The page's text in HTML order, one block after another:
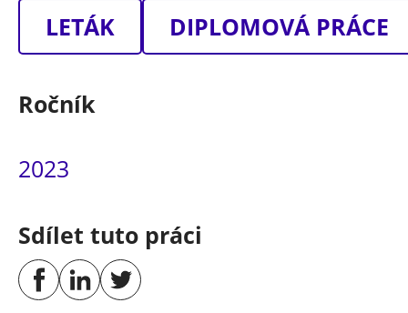
LETÁK DIPLOMOVÁ PRÁCE
Ročník
2023
Sdílet tuto práci